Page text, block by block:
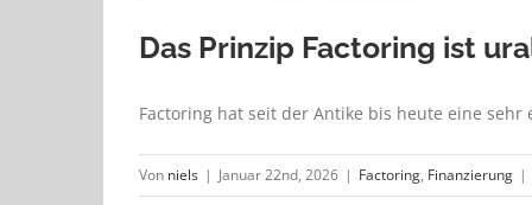
Das Prinzip Factoring ist
Factoring hat seit der Antike bis heute eine
Von niels | Januar 22nd, 2026 | Factoring, Finanzierung |